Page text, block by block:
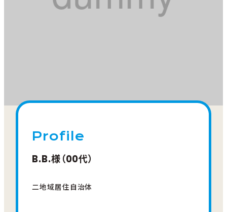
Profile
B.B.様（00代）
二地域居住自治体